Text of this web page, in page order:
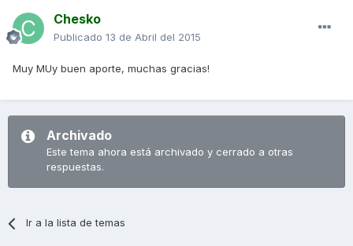
Chesko
Publicado 13 de Abril del 2015
Muy MUy buen aporte, muchas gracias!
Archivado
Este tema ahora está archivado y cerrado a otras
respuestas.
Ir a la lista de temas